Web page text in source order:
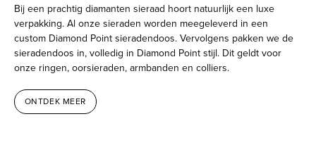
Bij een prachtig diamanten sieraad hoort natuurlijk een luxe
verpakking. Al onze sieraden worden meegeleverd in een
custom Diamond Point sieradendoos. Vervolgens pakken we de
sieradendoos in, volledig in Diamond Point stijl. Dit geldt voor
onze ringen, oorsieraden, armbanden en colliers.
ONTDEK MEER